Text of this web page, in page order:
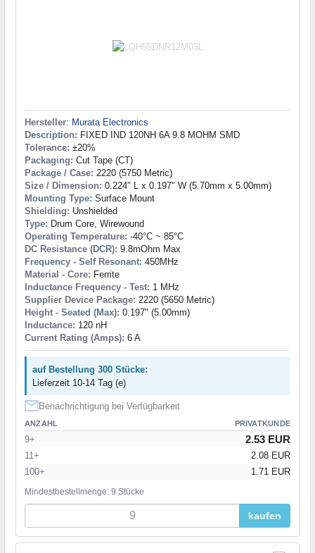
Hersteller: Murata Electronics
Description: FIXED IND 120NH 6A 9.8 MOHM SMD
Tolerance: ±20%
Packaging: Cut Tape (CT)
Package / Case: 2220 (5750 Metric)
Size / Dimension: 0.224" L x 0.197" W (5.70mm x 5.00mm)
Mounting Type: Surface Mount
Shielding: Unshielded
Type: Drum Core, Wirewound
Operating Temperature: -40°C ~ 85°C
DC Resistance (DCR): 9.8mOhm Max
Frequency - Self Resonant: 450MHz
Material - Core: Ferrite
Inductance Frequency - Test: 1 MHz
Supplier Device Package: 2220 (5650 Metric)
Height - Seated (Max): 0.197" (5.00mm)
Inductance: 120 nH
Current Rating (Amps): 6 A
auf Bestellung 300 Stücke:
Lieferzeit 10-14 Tag (e)
Benachrichtigung bei Verfügbarkeit
ANZAHL PRIVATKUNDE
9+ 2.53 EUR
11+
2.08 EUR
100+
1.71 EUR
Mindestbestellmenge: 9 Stücke
kaufen